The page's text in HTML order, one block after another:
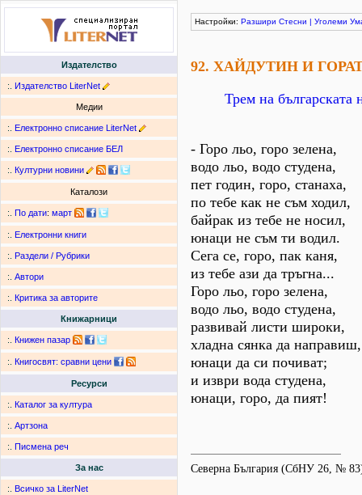
Издателство
:. Издателство LiterNet
Медии
:. Електронно списание LiterNet
:. Електронно списание БЕЛ
:. Културни новини
Каталози
:. По дати: март
:. Електронни книги
:. Раздели / Рубрики
:. Автори
:. Критика за авторите
Книжарници
:. Книжен пазар
:. Книгосвят: сравни цени
Ресурси
:. Каталог за култура
:. Артзона
:. Писмена реч
За нас
:. Всичко за LiterNet
Настройки: Разшири Стесни | Уголеми
92. ХАЙДУТИН И
Трем на българската
- Горо льо, горо зелена,
водо льо, водо студена,
пет годин, горо, станаха,
по тебе как не съм ходил,
байрак из тебе не носил,
юнаци не съм ти водил.
Сега се, горо, пак каня,
из тебе ази да тръгна...
Горо льо, горо зелена,
водо льо, водо студена,
развивай листи широки,
хладна сянка да направиш,
юнаци да си почиват;
и изври вода студена,
юнаци, горо, да пият!
Северна България (СбНУ 26, №